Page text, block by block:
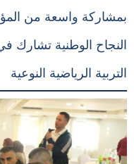
بمشاركة واسعة من
النجاح الوطنية تشارك
التربية الرياضية النوعية